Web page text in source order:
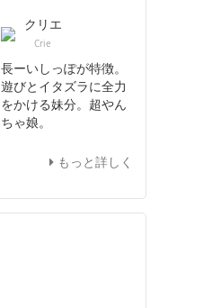
クリエ
Crie
長ーいしっぽが特徴。
遊びとイタズラに全力
をかける妹分。超やん
ちゃ娘。
もっと詳しく